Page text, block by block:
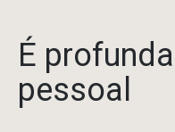
É
pessoal